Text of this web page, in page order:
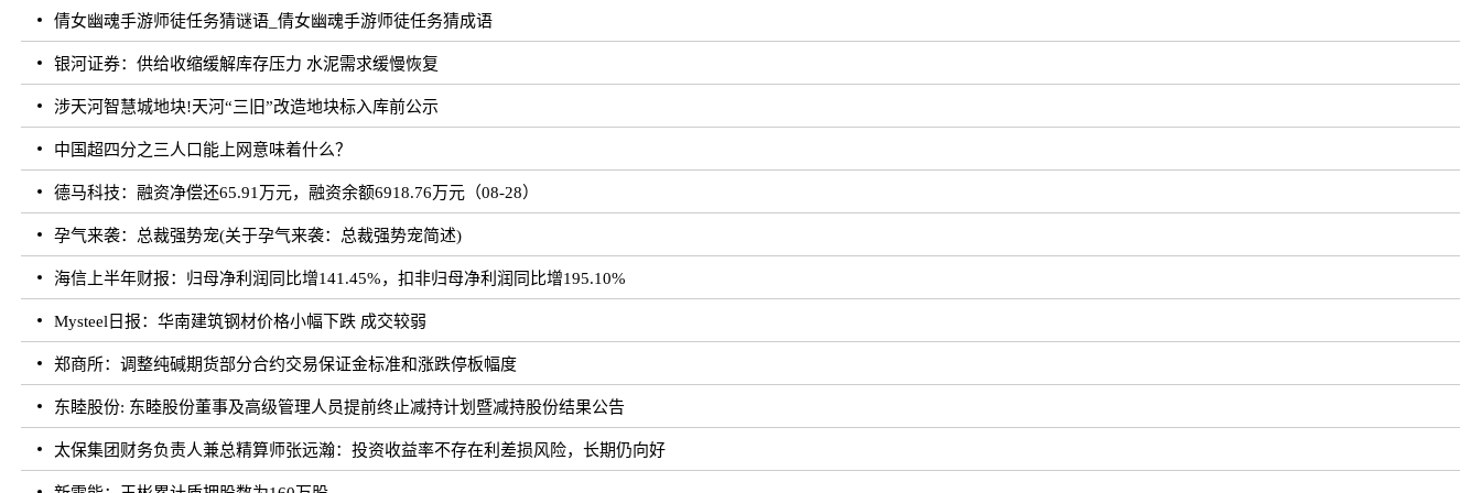
倩女幽魂手游师徒任务猜谜语_倩女幽魂手游师徒任务猜成语
银河证券：供给收缩缓解库存压力 水泥需求缓慢恢复
涉天河智慧城地块!天河“三旧”改造地块标入库前公示
中国超四分之三人口能上网意味着什么？
德马科技：融资净偿还65.91万元，融资余额6918.76万元（08-28）
孕气来袭：总裁强势宠(关于孕气来袭：总裁强势宠简述)
海信上半年财报：归母净利润同比增141.45%，扣非归母净利润同比增195.10%
Mysteel日报：华南建筑钢材价格小幅下跌 成交较弱
郑商所：调整纯碱期货部分合约交易保证金标准和涨跌停板幅度
东睦股份: 东睦股份董事及高级管理人员提前终止减持计划暨减持股份结果公告
太保集团财务负责人兼总精算师张远瀚：投资收益率不存在利差损风险，长期仍向好